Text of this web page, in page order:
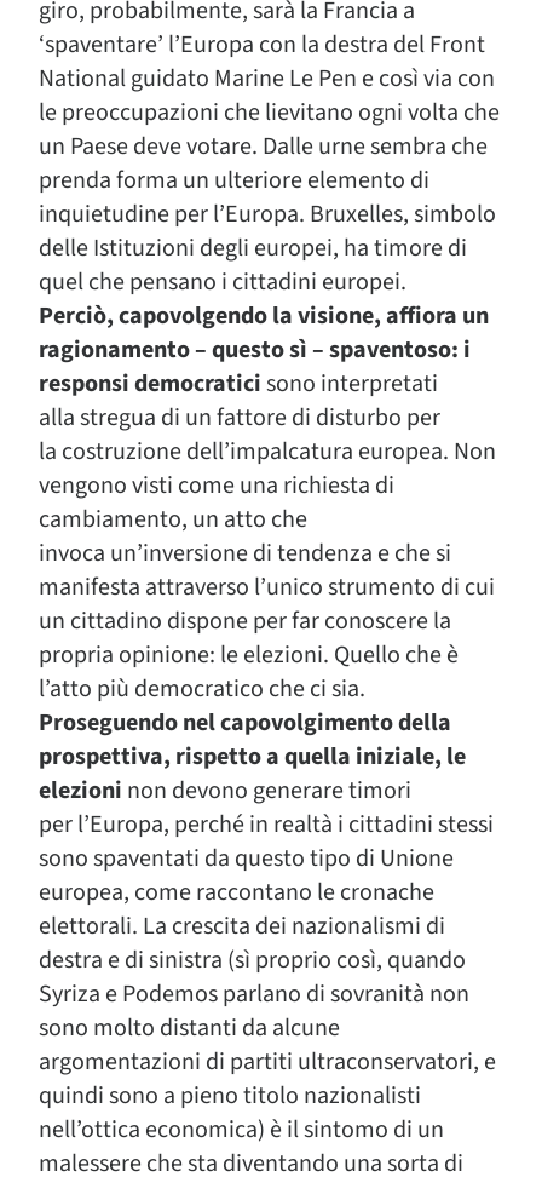
giro, probabilmente, sarà la Francia a
‘spaventare’ l’Europa con la destra del Front
National guidato Marine Le Pen e così via con
le preoccupazioni che lievitano ogni volta che
un Paese deve votare. Dalle urne sembra che
prenda forma un ulteriore elemento di
inquietudine per l’Europa. Bruxelles, simbolo
delle Istituzioni degli europei, ha timore di
quel che pensano i cittadini europei.
Perciò, capovolgendo la visione, affiora un
ragionamento – questo sì – spaventoso: i
responsi democraticisono interpretati
alla stregua di un fattore di disturbo per
la costruzione dell’impalcatura europea. Non
vengono visti come una richiesta di
cambiamento, un atto che
invoca un’inversione di tendenza e che si
manifesta attraverso l’unico strumento di cui
un cittadino dispone per far conoscere la
propria opinione: le elezioni. Quello che è
l’atto più democratico che ci sia.
Proseguendo nel capovolgimento della
prospettiva, rispetto a quella iniziale, le
elezioni non devono generare timori
per l’Europa, perché in realtà i cittadini stessi
sono spaventati da questo tipo di Unione
europea, come raccontano le cronache
elettorali. La crescita dei nazionalismi di
destra e di sinistra (sì proprio così, quando
Syriza e Podemos parlano di sovranità non
sono molto distanti da alcune
argomentazioni di partiti ultraconservatori, e
quindi sono a pieno titolo nazionalisti
nell’ottica economica) è il sintomo di un
malessere che sta diventando una sorta di